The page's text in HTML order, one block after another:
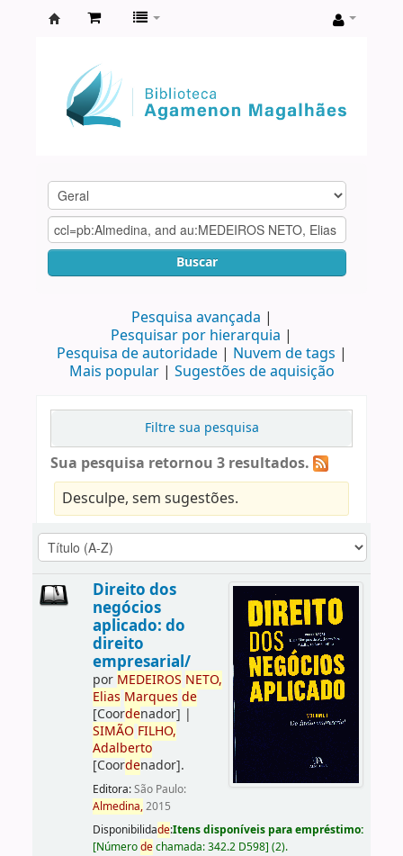
Agamenon
Magalhães
Buscar
Pesquisa avançada
Pesquisar por hierarquia
Pesquisa de autoridade
Nuvem de tags
Mais popular
Sugestões de aquisição
Filtre sua pesquisa
Sua pesquisa retornou 3 resultados.
Desculpe, sem sugestões.
Direito dos
negócios
aplicado: do
direito
empresarial/
por MEDEIROS NETO,
Elias Marques de
[Coordenador] |
SIMÃO FILHO,
Adalberto
[Coordenador].
Editora:São Paulo:
Almedina,2015
Disponibilidade:Itens disponíveis para empréstimo:
[Númerodechamada:342.2 D598] (2).